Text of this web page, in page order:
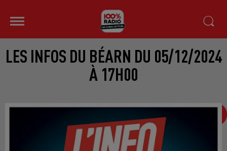
LES INFOS DU BÉARN DU 05/12/2024
À 17H00